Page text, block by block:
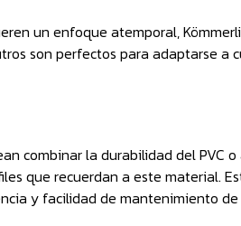
un enfoque atemporal,
son perfectos para adaptarse
combinar la durabilidad del PVC
que recuerdan a este material.
y facilidad de mantenimiento